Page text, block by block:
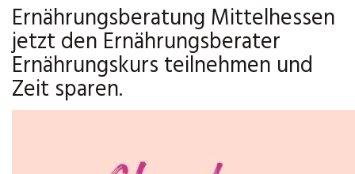
Ernährungsberatung Mittelhessen
jetzt den Ernährungsberater
Ernährungskurs teilnehmen und
Zeit sparen.